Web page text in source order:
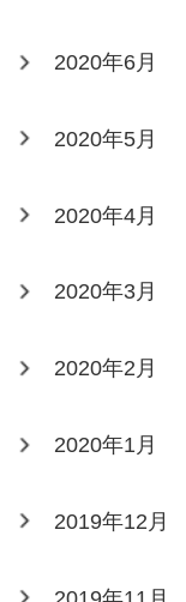
2020年6月
2020年5月
2020年4月
2020年3月
2020年2月
2020年1月
2019年12月